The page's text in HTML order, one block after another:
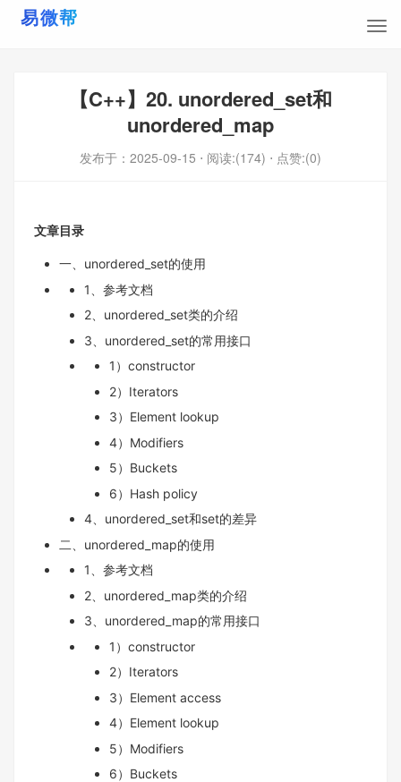
【C++】20. unordered_set和
unordered_map
发布于： 2025-09-15 ⋅ 阅读:(174) ⋅ 点赞:(0)
文章目录
一、unordered_set的使⽤
1、参考文档
2、unordered_set类的介绍
3、unordered_set的常用接口
1）constructor
2）Iterators
3）Element lookup
4）Modifiers
5）Buckets
6）Hash policy
4、unordered_set和set的差异
二、unordered_map的使用
1、参考文档
2、unordered_map类的介绍
3、unordered_map的常用接口
1）constructor
2）Iterators
3）Element access
4）Element lookup
5）Modifiers
6）Buckets